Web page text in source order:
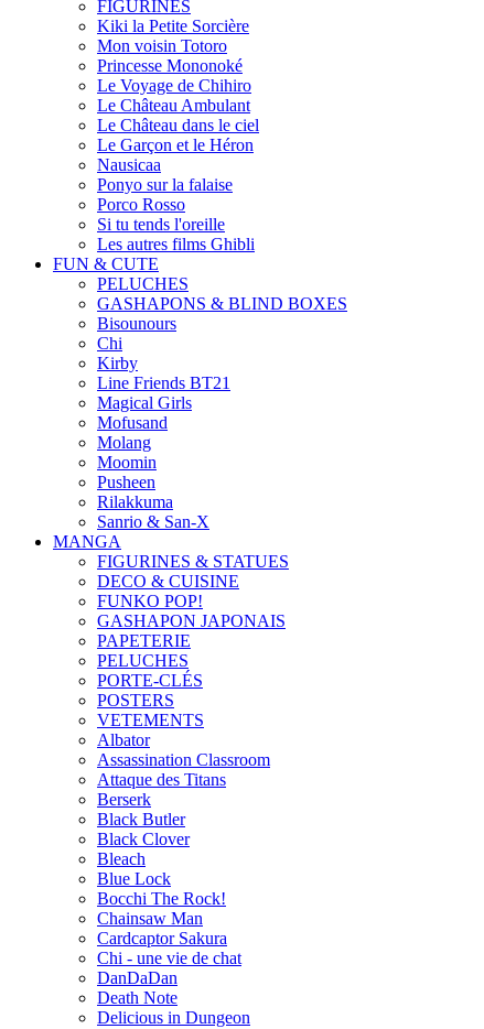
FIGURINES
Kiki la Petite Sorcière
Mon voisin Totoro
Princesse Mononoké
Le Voyage de Chihiro
Le Château Ambulant
Le Château dans le ciel
Le Garçon et le Héron
Nausicaa
Ponyo sur la falaise
Porco Rosso
Si tu tends l'oreille
Les autres films Ghibli
FUN & CUTE
PELUCHES
GASHAPONS & BLIND BOXES
Bisounours
Chi
Kirby
Line Friends BT21
Magical Girls
Mofusand
Molang
Moomin
Pusheen
Rilakkuma
Sanrio & San-X
MANGA
FIGURINES & STATUES
DECO & CUISINE
FUNKO POP!
GASHAPON JAPONAIS
PAPETERIE
PELUCHES
PORTE-CLÉS
POSTERS
VETEMENTS
Albator
Assassination Classroom
Attaque des Titans
Berserk
Black Butler
Black Clover
Bleach
Blue Lock
Bocchi The Rock!
Chainsaw Man
Cardcaptor Sakura
Chi - une vie de chat
DanDaDan
Death Note
Delicious in Dungeon